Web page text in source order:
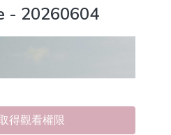
- 20260604
得觀看權限